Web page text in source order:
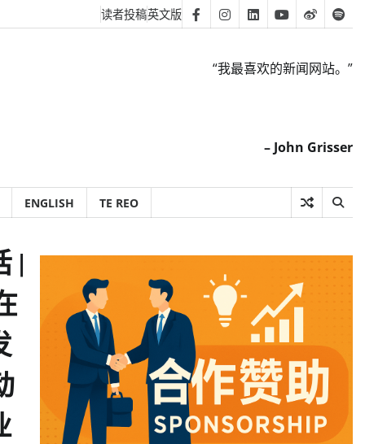
读者投稿英文版 FacebookInstagram
LinkedinYoutube
Weibo
“我最喜欢的新闻网站。”
– John Grisser
ENGLISH TE REO
|